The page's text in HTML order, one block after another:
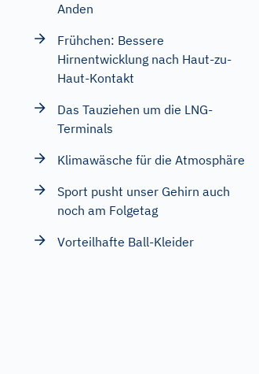
Anden
Frühchen: Bessere
Hirnentwicklung nach Haut-zu-
Haut-Kontakt
Das Tauziehen um die LNG-
Terminals
Klimawäsche für die Atmosphäre
Sport pusht unser Gehirn auch
noch am Folgetag
Vorteilhafte Ball-Kleider